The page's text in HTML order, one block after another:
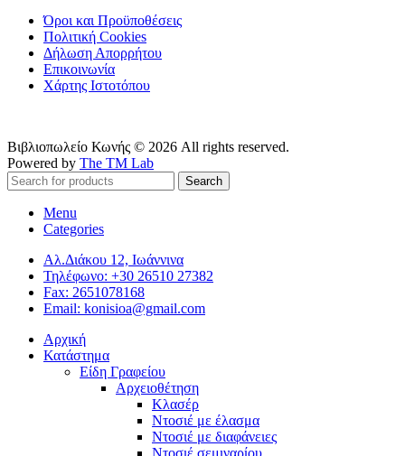
Όροι και Προϋποθέσεις
Πολιτική Cookies
Δήλωση Απορρήτου
Επικοινωνία
Χάρτης Ιστοτόπου
Βιβλιοπωλείο Κωνής © 2026 All rights reserved.
Powered by The TM Lab
Search
Menu
Categories
Αλ.Διάκου 12, Ιωάννινα
Τηλέφωνο: +30 26510 27382
Fax: 2651078168
Email: konisioa@gmail.com
Αρχική
Κατάστημα
Είδη Γραφείου
Αρχειοθέτηση
Κλασέρ
Ντοσιέ με έλασμα
Ντοσιέ με διαφάνειες